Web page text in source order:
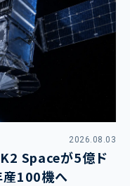
2026.08.03
Spaceが5億ド
100機へ